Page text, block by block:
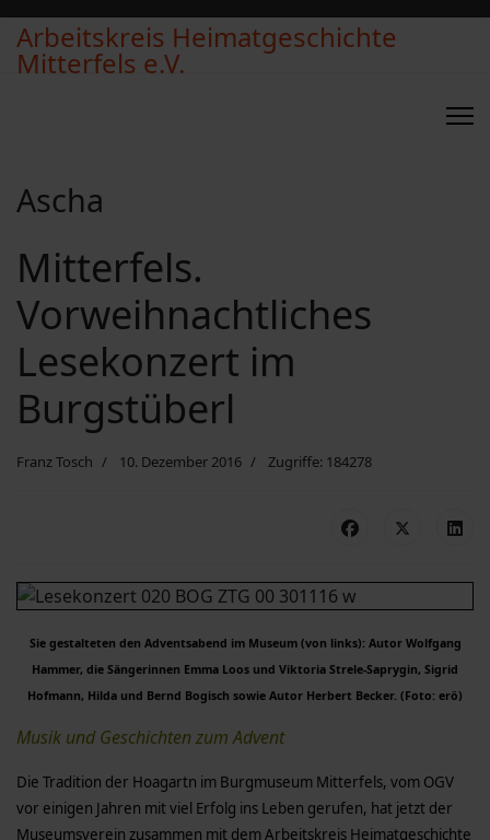
Arbeitskreis Heimatgeschichte
Mitterfels e.V.
Ascha
Mitterfels.
Vorweihnachtliches
Lesekonzert im
Burgstüberl
Franz Tosch 10. Dezember 2016 Zugriffe: 184278
Sie gestalteten den Adventsabend im Museum (von links): Autor Wolfgang
Hammer, die Sängerinnen Emma Loos und Viktoria Strele-Saprygin, Sigrid
Hofmann, Hilda und Bernd Bogisch sowie Autor Herbert Becker. (Foto: erö)
Musik und Geschichten zum Advent
Die Tradition der Hoagartn im Burgmuseum Mitterfels, vom OGV
vor einigen Jahren mit viel Erfolg ins Leben gerufen, hat jetzt der
Museumsverein zusammen mit dem Arbeitskreis Heimatgeschichte